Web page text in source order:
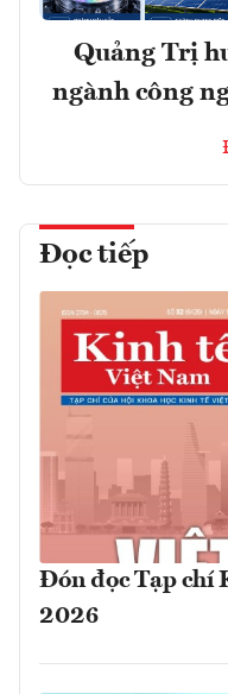
Quảng Trị
ngành công
Đọc tiếp
Đón đọc Tạp chí
2026